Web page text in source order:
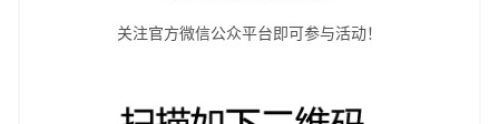
关注官方微信公众平台即可参与活动！